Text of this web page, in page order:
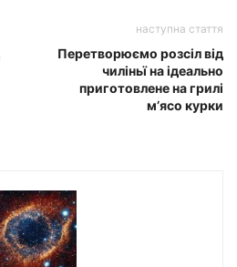
наступна стаття
Перетворюємо розсіл від
чиліньї на ідеально
приготовлене на грилі
м’ясо курки